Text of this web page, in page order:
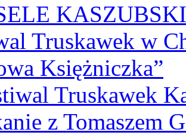
Truskawek w
Księżniczka”
Truskawek
z Tomaszem